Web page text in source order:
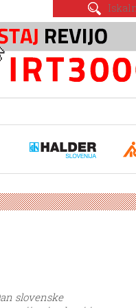
slovenske